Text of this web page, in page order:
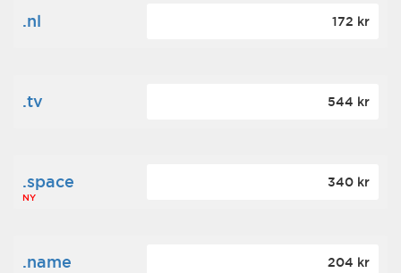
.nl 172 kr
.tv 544 kr
.space
NY
340 kr
.name 204 kr